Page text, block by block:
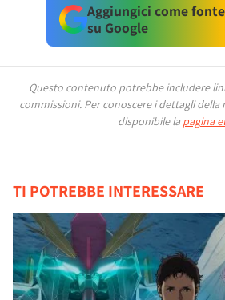
Aggiungici come
su Google
Questo contenuto potrebbe includere
commissioni. Per conoscere i dettagli
disponibile la pagina
TI POTREBBE INTERESSARE